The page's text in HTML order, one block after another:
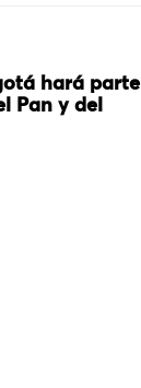
hará parte
Pan y del